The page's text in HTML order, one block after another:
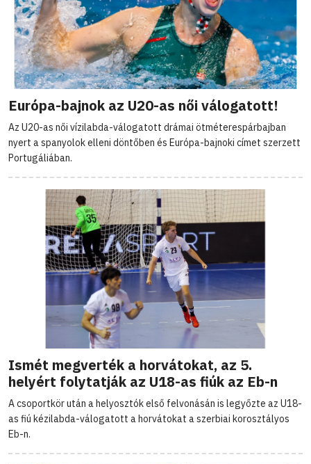
Európa-bajnok az U20-as női válogatott!
Az U20-as női vízilabda-válogatott drámai ötméterespárbajban
nyert a spanyolok elleni döntőben és Európa-bajnoki címet szerzett
Portugáliában.
Ismét megverték a horvátokat, az 5.
helyért folytatják az U18-as fiúk az Eb-n
A csoportkör után a helyosztók első felvonásán is legyőzte az U18-
as fiú kézilabda-válogatott a horvátokat a szerbiai korosztályos
Eb-n.